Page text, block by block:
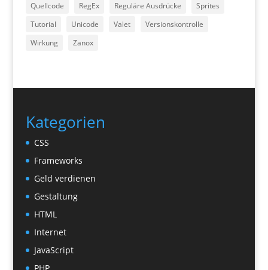
Quellcode
RegEx Reguläre Ausdrücke
Sprites
Tutorial
Unicode Valet
Versionskontrolle
Wirkung
Zanox
Kategorien
CSS
Frameworks
Geld verdienen
Gestaltung
HTML
Internet
JavaScript
PHP